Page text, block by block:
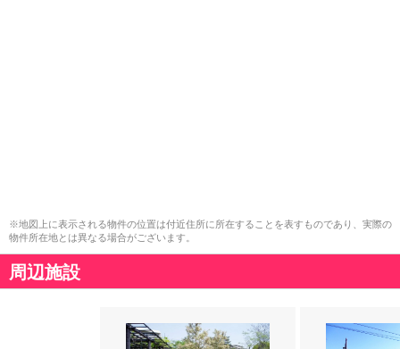
※地図上に表示される物件の位置は付近住所に所在することを表すものであり、実際の
物件所在地とは異なる場合がございます。
周辺施設